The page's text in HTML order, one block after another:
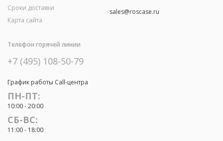
Сроки доставки
Карта сайта
sales@roscase.ru
Телефон горячей линии
+7 (495) 108-50-79
График работы Call-центра
ПН-ПТ:
10:00 - 20:00
СБ-ВС:
11:00 - 18:00